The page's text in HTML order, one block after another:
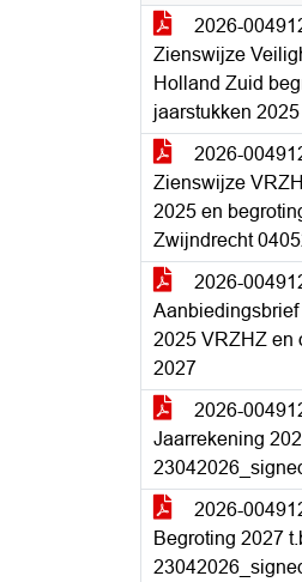
2026-
Zienswijze
Holland Zuid
jaarstukken 2025
2026-
Zienswijze
2025 en
Zwijndrecht
2026-
Aanbiedingsbrief
2025 VRZHZ en
2027
2026-
Jaarrekening
2026-
Begroting 2027